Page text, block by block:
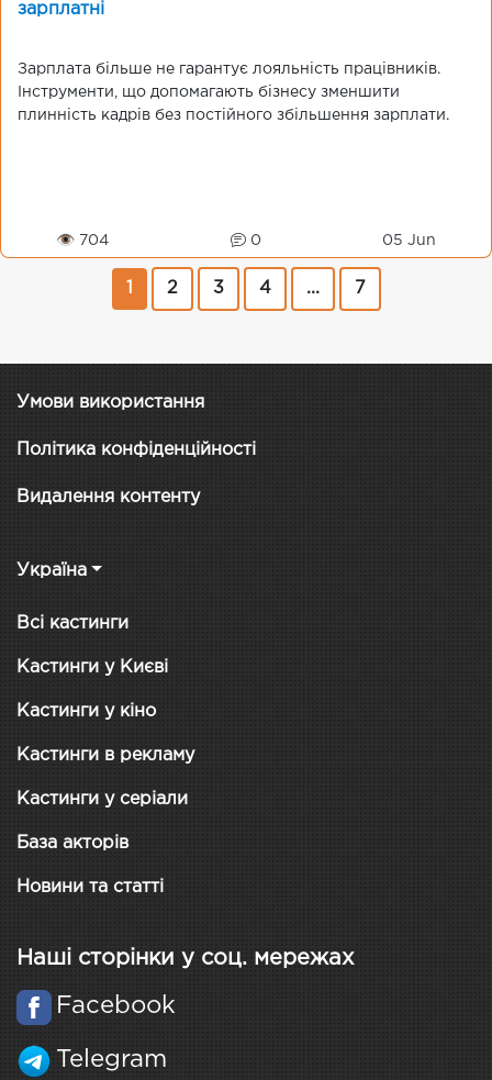
зарплатні
Зарплата більше не гарантує лояльність працівників.
Інструменти, що допомагають бізнесу зменшити
плинність кадрів без постійного збільшення зарплати.
👁 704 0 05 Jun
2 3 4 ... 7
Умови використання
Політика конфіденційності
Видалення контенту
Україна
Всі кастинги
Кастинги у Києві
Кастинги у кіно
Кастинги в рекламу
Кастинги у серіали
База акторів
Новини та статті
Наші сторінки у соц. мережах
Facebook
Telegram